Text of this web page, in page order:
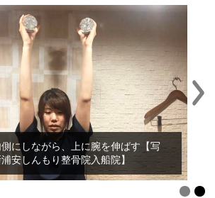
たペットボトルを持つ。肘を曲げ
外側に【写真：写真：新浦安しんも
】
にしながら、上に腕を伸ばす【写
安しんもり整骨院入船院】